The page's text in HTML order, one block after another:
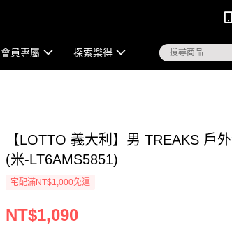
會員專屬 探索樂得
【LOTTO 義大利】男 TREAKS 戶
(米-LT6AMS5851)
宅配滿NT$1,000免運
NT$1,090